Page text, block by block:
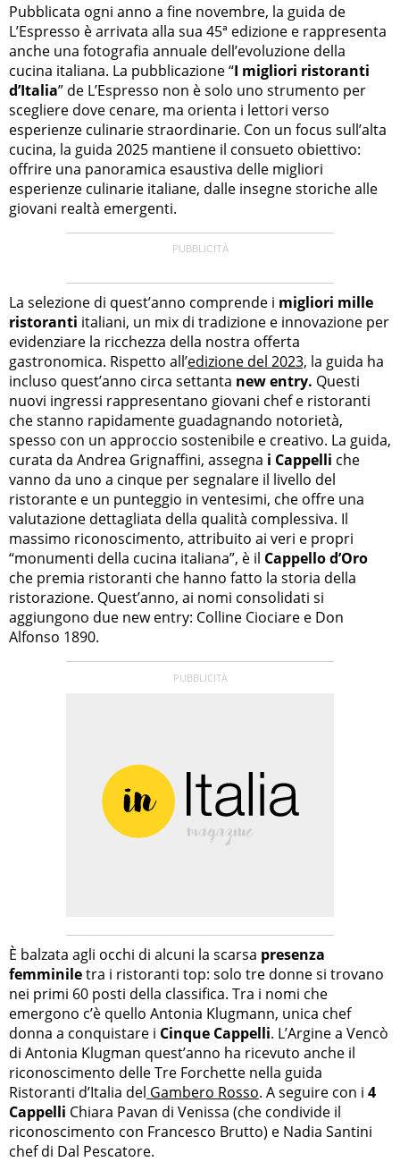
Pubblicata ogni anno a fine novembre, la guida de
L’Espresso è arrivata alla sua 45ª edizione e rappresenta
anche una fotografia annuale dell’evoluzione della
cucina italiana. La pubblicazione “I migliori ristoranti
d’Italia” de L’Espresso non è solo uno strumento per
scegliere dove cenare, ma orienta i lettori verso
esperienze culinarie straordinarie. Con un focus sull’alta
cucina, la guida 2025 mantiene il consueto obiettivo:
offrire una panoramica esaustiva delle migliori
esperienze culinarie italiane, dalle insegne storiche alle
giovani realtà emergenti.
La selezione di quest’anno comprende i migliori mille
ristoranti italiani, un mix di tradizione e innovazione per
evidenziare la ricchezza della nostra offerta
gastronomica. Rispetto all’edizione del 2023, la guida ha
incluso quest’anno circa settanta new entry. Questi
nuovi ingressi rappresentano giovani chef e ristoranti
che stanno rapidamente guadagnando notorietà,
spesso con un approccio sostenibile e creativo. La guida,
curata da Andrea Grignaffini, assegna i Cappelli che
vanno da uno a cinque per segnalare il livello del
ristorante e un punteggio in ventesimi, che offre una
valutazione dettagliata della qualità complessiva. Il
massimo riconoscimento, attribuito ai veri e propri
“monumenti della cucina italiana”, è il Cappello d’Oro
che premia ristoranti che hanno fatto la storia della
ristorazione. Quest’anno, ai nomi consolidati si
aggiungono due new entry: Colline Ciociare e Don
Alfonso 1890.
È balzata agli occhi di alcuni la scarsa presenza
femminiletra i ristoranti top: solo tre donne si trovano
nei primi 60 posti della classifica. Tra i nomi che
emergono c’è quello Antonia Klugmann, unica chef
donna a conquistare i Cinque Cappelli. L’Argine a Vencò
di Antonia Klugman quest’anno ha ricevuto anche il
riconoscimento delle Tre Forchette nella guida
Ristoranti d’Italia del Gambero Rosso. A seguire con i 4
Cappelli Chiara Pavan di Venissa (che condivide il
riconoscimento con Francesco Brutto) e Nadia Santini
chef di Dal Pescatore.